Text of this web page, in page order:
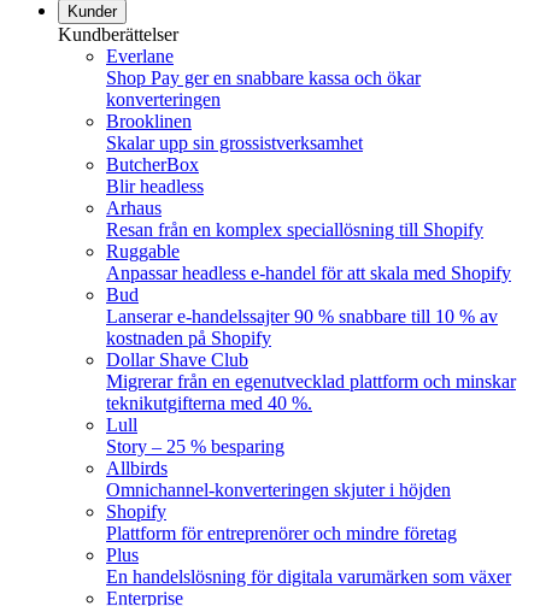
Kunder
Kundberättelser
Everlane
Shop Pay ger en snabbare kassa och ökar
konverteringen
Brooklinen
Skalar upp sin grossistverksamhet
ButcherBox
Blir headless
Arhaus
Resan från en komplex speciallösning till Shopify
Ruggable
Anpassar headless e-handel för att skala med Shopify
Bud
Lanserar e-handelssajter 90 % snabbare till 10 % av
kostnaden på Shopify
Dollar Shave Club
Migrerar från en egenutvecklad plattform och minskar
teknikutgifterna med 40 %.
Lull
Story – 25 % besparing
Allbirds
Omnichannel-konverteringen skjuter i höjden
Shopify
Plattform för entreprenörer och mindre företag
Plus
En handelslösning för digitala varumärken som växer
Enterprise